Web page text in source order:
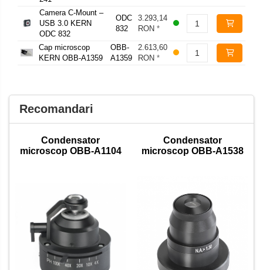
Camera C-Mount –
USB 3.0 KERN
ODC 832
ODC
832
3.293,14
RON *
Cap microscop
KERN OBB-A1359
OBB-
A1359
2.613,60
RON *
Recomandari
Condensator
microscop OBB-A1104
Condensator
microscop OBB-A1538